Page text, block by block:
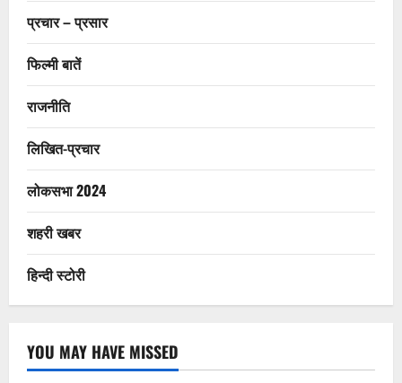
प्रचार – प्रसार
फिल्मी बातें
राजनीति
लिखित-प्रचार
लोकसभा 2024
शहरी खबर
हिन्दी स्टोरी
YOU MAY HAVE MISSED